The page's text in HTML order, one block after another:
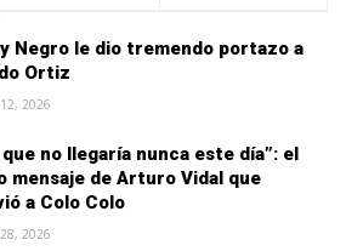
Negro le dio tremendo portazo a
Ortiz
2026
que no llegaría nunca este día”: el
mensaje de Arturo Vidal que
a Colo Colo
2026